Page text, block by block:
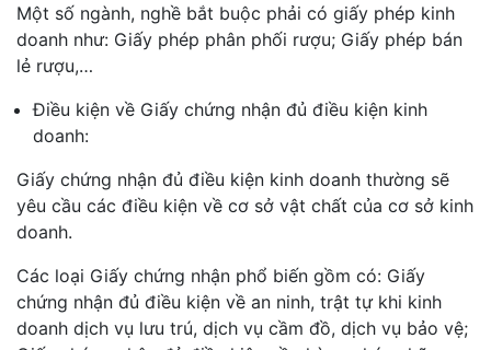
Một số ngành, nghề bắt buộc phải có giấy phép kinh
doanh như: Giấy phép phân phối rượu; Giấy phép bán
lẻ rượu,…
Điều kiện về Giấy chứng nhận đủ điều kiện kinh
doanh:
Giấy chứng nhận đủ điều kiện kinh doanh thường sẽ
yêu cầu các điều kiện về cơ sở vật chất của cơ sở kinh
doanh.
Các loại Giấy chứng nhận phổ biến gồm có: Giấy
chứng nhận đủ điều kiện về an ninh, trật tự khi kinh
doanh dịch vụ lưu trú, dịch vụ cầm đồ, dịch vụ bảo vệ;